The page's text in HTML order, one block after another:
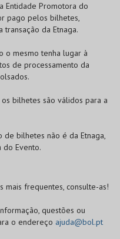
Entidade Promotora do
pago pelos bilhetes,
da Etnaga.
o mesmo tenha lugar à
de processamento da
bilhetes são válidos para a
bilhetes não é da Etnaga,
do Evento.
mais frequentes, consulte-as!
questões ou
o endereço ajuda@bol.pt